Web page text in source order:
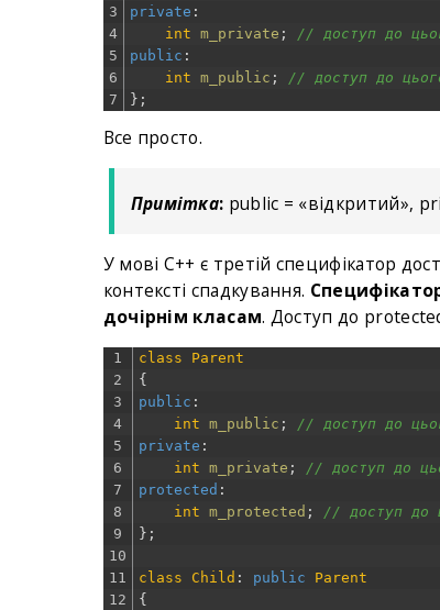
3
4
5
6
7
private :
int m_private ;
// доступ до
public :
int m_public ;
// доступ до
} ;
Все просто.
Примітка: public = «відкритий»,
У мові C++ є третій специфікатор
контексті спадкування.
дочірнім класам. Доступ до
1
2
3
4
5
6
7
8
9
10
11
12
class
Parent
{
public :
int m_public ;
// доступ до
private :
int m_private ;
// доступ до
protected :
int m_protected ;
// доступ до
} ;
class Child : public
Parent
{